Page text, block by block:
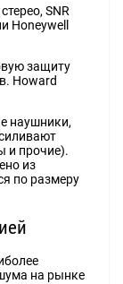
SNR
Honeywell
защиту
Howard
наушники,
и прочие).
из
по размеру
на рынке